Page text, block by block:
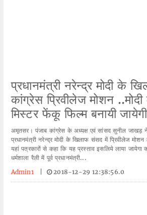
प्रधानमंत्री नरेन्द्र मोदी के
कांग्रेस प्रिवीलेज मोशन
मिस्टर फेंकू फिल्म बनायी जायेगी
अमृतसर। पंजाब कांग्रेस के अध्यक्ष एवं सांसद सुनील जाखड़ ने
प्रधानमंत्री नरेन्द्र मोदी के खिलाफ संसद में प्रिवीलेज
यहां पत्रकारों से कहा कि यह प्रस्ताव इसलिये लाया जायेगा
धर्मशाला रैली में पूर्व प्रधानमंत्री...
Admin1
2018-12-29 12:38:56.0